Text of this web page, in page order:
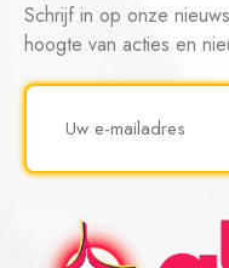
Schrijf in op onze
hoogte van acties en